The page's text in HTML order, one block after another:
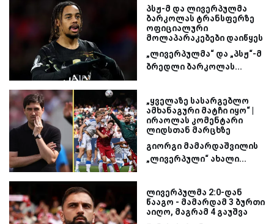
პსჟ-მ და ლივერპულმა
ბარკოლას ტრანსფერზე
ოფიციალური
მოლაპარაკებები დაიწყეს
„ლივერპულმა“ და „პსჟ“-მ
ბრედლი ბარკოლას...
„ყველაზე სასარგებლო
ამხანაგური მატჩი იყო“ |
ირაოლას კომენტარი
ლიდსთან მარცხზე
გიორგი მამარდაშვილის
„ლივერპული“ ახალი...
ლივერპულმა 2:0-დან
წააგო - მამარდამ 3 ბურთი
აიღო, მაგრამ 4 გაუშვა